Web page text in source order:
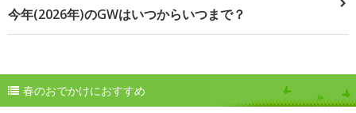
今年(2026年)のGWはいつからいつまで？
春のおでかけにおすすめ